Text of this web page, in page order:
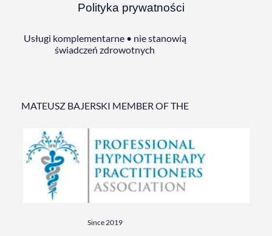
Polityka prywatności
Usługi komplementarne • nie stanowią
świadczeń zdrowotnych
MATEUSZ BAJERSKI MEMBER OF THE
Since 2019